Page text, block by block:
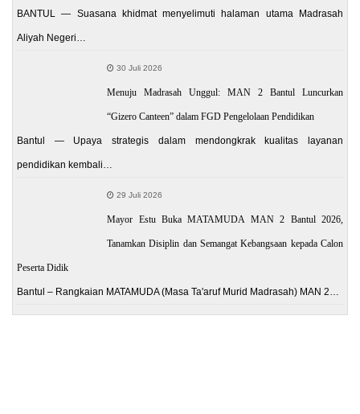
BANTUL — Suasana khidmat menyelimuti halaman utama Madrasah
Aliyah Negeri…
30 Juli 2026
Menuju Madrasah Unggul: MAN 2 Bantul Luncurkan
“Gizero Canteen” dalam FGD Pengelolaan Pendidikan
Bantul — Upaya strategis dalam mendongkrak kualitas layanan
pendidikan kembali…
29 Juli 2026
Mayor Estu Buka MATAMUDA MAN 2 Bantul 2026,
Tanamkan Disiplin dan Semangat Kebangsaan kepada Calon
Peserta Didik
Bantul – Rangkaian MATAMUDA (Masa Ta'aruf Murid Madrasah) MAN 2…